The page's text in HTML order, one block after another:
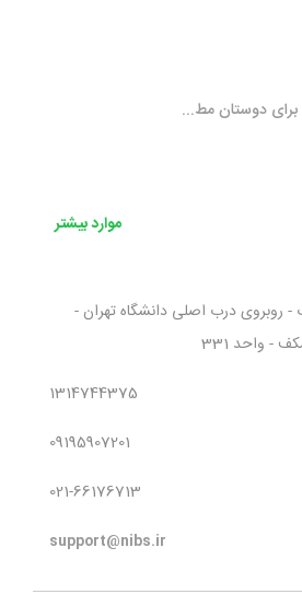
دوستان مط...
موارد بیشتر
- روبروی درب اصلی دانشگاه تهران -
- واحد 331
1314744375
09195907201
021-66176713
support@nibs.ir